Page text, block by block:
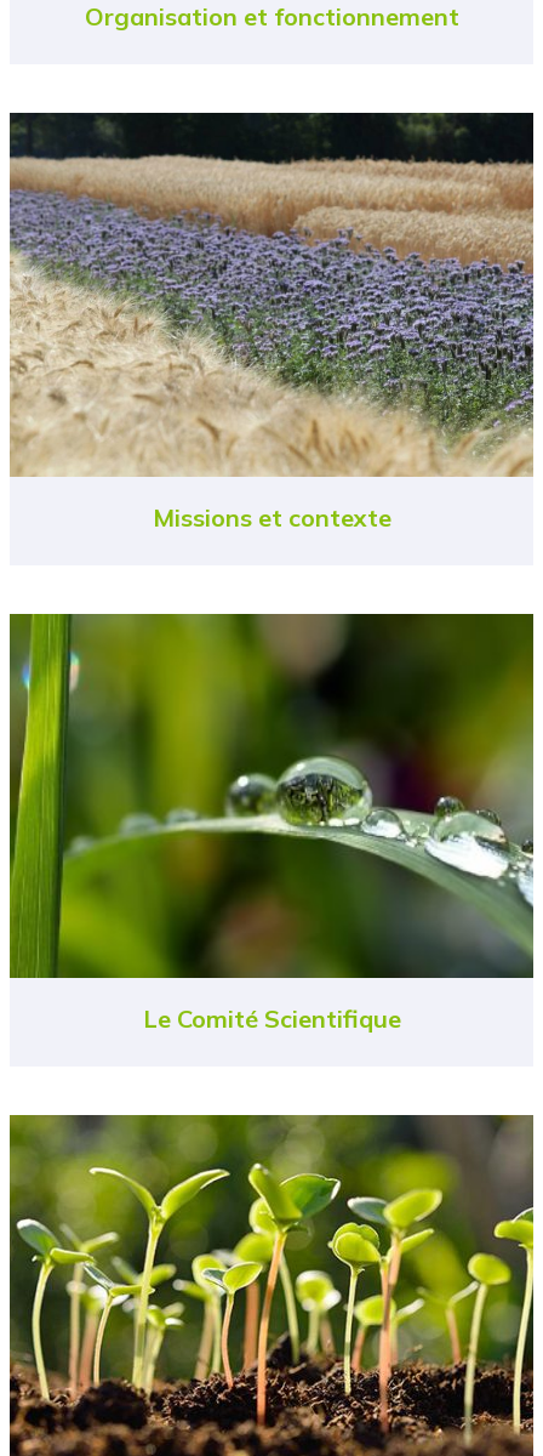
Organisation et fonctionnement
Missions et contexte
Le Comité Scientifique